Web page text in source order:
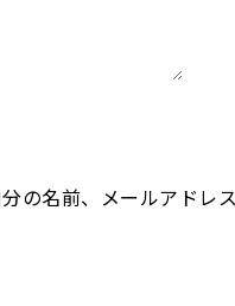
の名前、メールアドレ